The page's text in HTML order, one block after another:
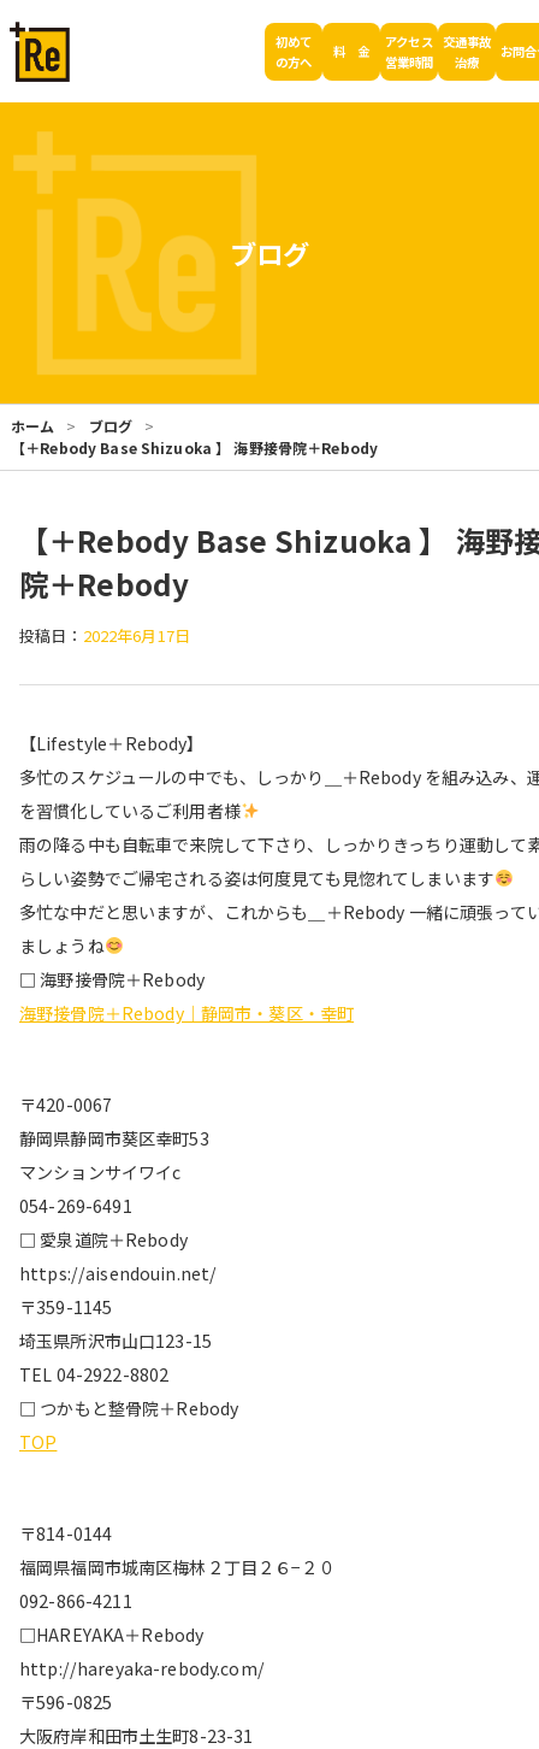
初めて
の方へ
料 金
アクセス
営業時間
交通事故
治療
お問
ブログ
ホーム
ブログ
【＋Rebody Base Shizuoka 】 海野接骨院＋Rebody
【＋Rebody Base Shizuoka 】 海野
院＋Rebody
投稿日： 2022年6月17日
【Lifestyle＋Rebody】
多忙のスケジュールの中でも、しっかり＿＋Rebody を組み込み、
を習慣化しているご利用者様
雨の降る中も自転車で来院して下さり、しっかりきっちり運動して
らしい姿勢でご帰宅される姿は何度見ても見惚れてしまいます
多忙な中だと思いますが、これからも＿＋Rebody 一緒に頑張って
ましょうね
□ 海野接骨院＋Rebody
海野接骨院＋Rebody｜静岡市・葵区・幸町
〒420-0067
静岡県静岡市葵区幸町53
マンションサイワイc
054-269-6491
□ 愛泉道院＋Rebody
https://aisendouin.net/
〒359-1145
埼玉県所沢市山口123-15
TEL 04-2922-8802
□ つかもと整骨院＋Rebody
TOP
〒814-0144
福岡県福岡市城南区梅林２丁目２６−２０
092-866-4211
□HAREYAKA＋Rebody
http://hareyaka-rebody.com/
〒596-0825
大阪府岸和田市土生町8-23-31